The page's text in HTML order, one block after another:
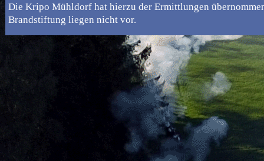
Die Kripo Mühldorf hat hierzu der Ermittlungen
Brandstiftung liegen nicht vor.